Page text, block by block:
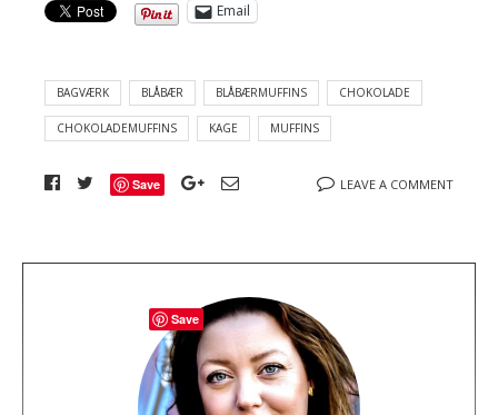
Email
BAGVÆRK BLÅBÆR BLÅBÆRMUFFINS CHOKOLADE
CHOKOLADEMUFFINS KAGE MUFFINS
Save LEAVE A COMMENT
Save